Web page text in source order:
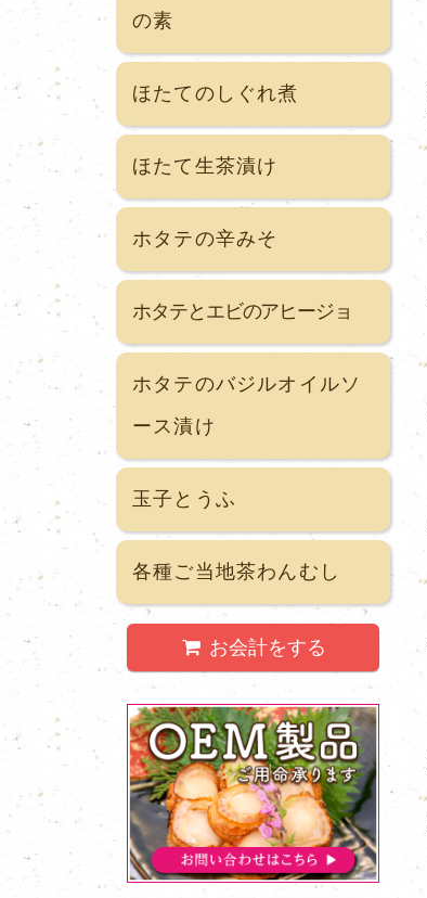
の素
ほたてのしぐれ煮
ほたて生茶漬け
ホタテの辛みそ
ホタテとエビのアヒージョ
ホタテのバジルオイルソ
ース漬け
玉子とうふ
各種ご当地茶わんむし
お会計をする